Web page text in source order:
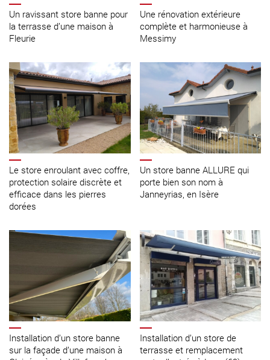
Un ravissant store banne pour
la terrasse d’une maison à
Fleurie
Une rénovation extérieure
complète et harmonieuse à
Messimy
Le store enroulant avec coffre,
protection solaire discrète et
efficace dans les pierres
dorées
Un store banne ALLURE qui
porte bien son nom à
Janneyrias, en Isère
Installation d’un store banne
sur la façade d’une maison à
Installation d’un store de
terrasse et remplacement